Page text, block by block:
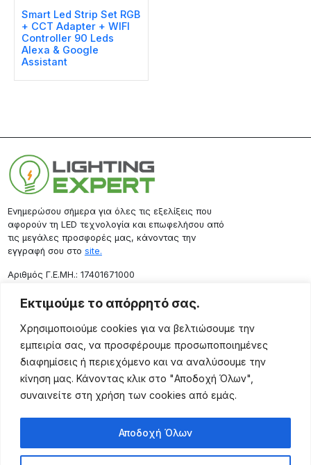
Εκτιμούμε το απόρρητό σας.
Χρησιμοποιούμε cookies για να βελτιώσουμε την
εμπειρία σας, να προσφέρουμε προσωποποιημένες
διαφημίσεις ή περιεχόμενο και να αναλύσουμε την
κίνηση μας. Κάνοντας κλικ στο "Αποδοχή Όλων",
συναινείτε στη χρήση των cookies από εμάς.
Αποδοχή Όλων
Smart Led Strip Set RGB
+ CCT Adapter + WIFI
Controller 90 Leds
Alexa & Google
Assistant
Ενημερώσου σήμερα για όλες τις εξελίξεις που
αφορούν τη LED τεχνολογία και επωφελήσου από
τις μεγάλες προσφορές μας, κάνοντας την
εγγραφή σου στο site.
Aριθμός Γ.Ε.ΜΗ.: 17401671000
Επικοινωνία
Ρόδου 133, Αθήνα 10443
(+30) 211 725 5427
sales@lightingexpert.gr
Χρήσιμες Σελίδες
Προϊόντα